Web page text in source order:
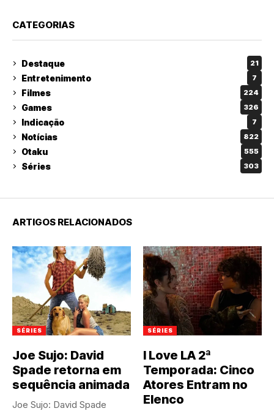
CATEGORIAS
Destaque 21
Entretenimento 7
Filmes 224
Games 326
Indicação 7
Notícias 822
Otaku 555
Séries 303
ARTIGOS RELACIONADOS
SÉRIES
Joe Sujo: David
Spade retorna em
sequência animada
Joe Sujo: David Spade
SÉRIES
I Love LA 2ª
Temporada: Cinco
Atores Entram no
Elenco